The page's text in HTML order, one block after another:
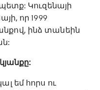
Կուզենայի
որ 1999
ինձ տանեին
եմ հորս ու